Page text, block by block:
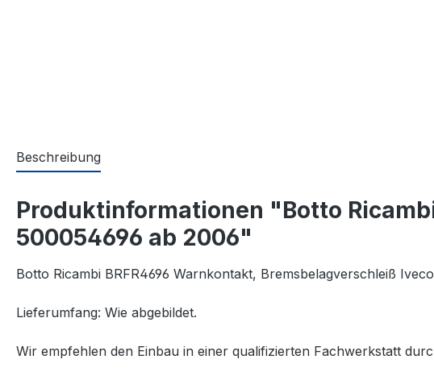
Beschreibung
Produktinformationen "Botto
500054696 ab 2006"
Botto Ricambi BRFR4696 Warnkontakt, Bremsbelagverschleiß
Lieferumfang: Wie abgebildet.
Wir empfehlen den Einbau in einer qualifizierten Fachwerkstatt